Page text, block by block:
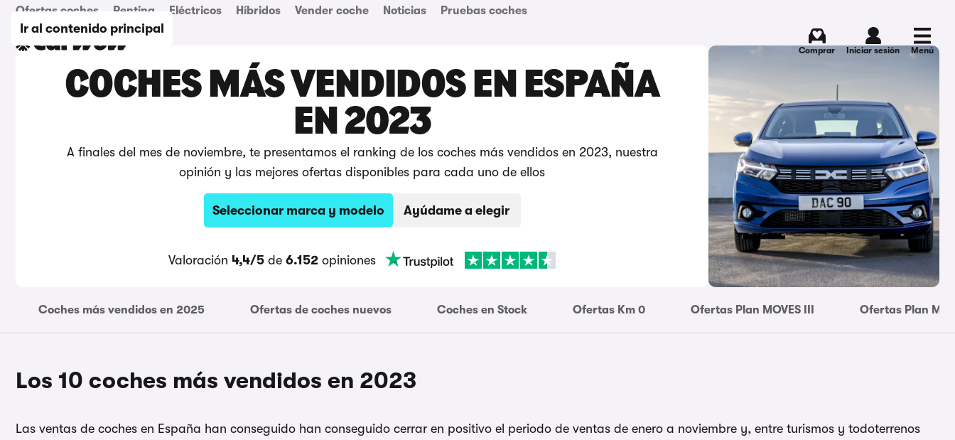
Ir al contenido principal
Ofertas coches Renting Eléctricos Híbridos Vender coche Noticias Pruebas coches
Comprar Iniciar sesión Menú
COCHES MÁS VENDIDOS EN ESPAÑA
EN 2023
A finales del mes de noviembre, te presentamos el ranking de los coches más vendidos en 2023, nuestra
opinión y las mejores ofertas disponibles para cada uno de ellos
Seleccionar marca y modelo Ayúdame a elegir
Valoración 4,4/5 de 6.152 opiniones
Coches más vendidos en 2025 Ofertas de coches nuevos Coches en Stock Ofertas Km 0 Ofertas Plan MOVES III Ofertas Plan
Los 10 coches más vendidos en 2023
Las ventas de coches en España han conseguido han conseguido cerrar en positivo el periodo de ventas de enero a noviembre y, entre turismos y todoterrenos